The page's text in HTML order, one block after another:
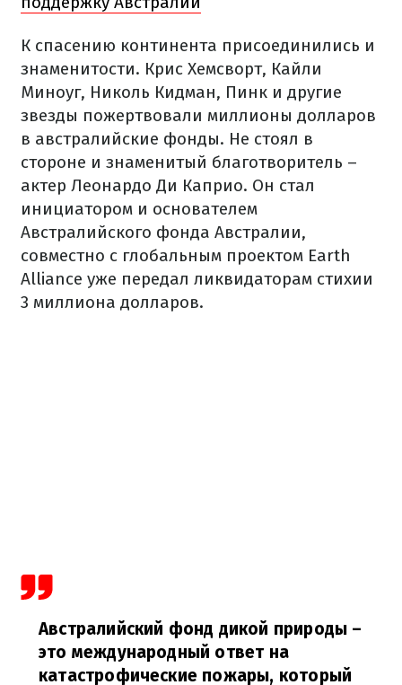
К спасению континента присоединились и
знаменитости. Крис Хемсворт, Кайли
Миноуг, Николь Кидман, Пинк и другие
звезды пожертвовали миллионы долларов
в австралийские фонды. Не стоял в
стороне и знаменитый благотворитель –
актер Леонардо Ди Каприо. Он стал
инициатором и основателем
Австралийского фонда Австралии,
совместно с глобальным проектом Earth
Alliance уже передал ликвидаторам стихии
3 миллиона долларов.
Австралийский фонд дикой природы –
это международный ответ на
катастрофические пожары, который